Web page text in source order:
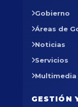
Gobierno
Áreas de
Noticias
Servicios
Multimedia
GESTIÓN